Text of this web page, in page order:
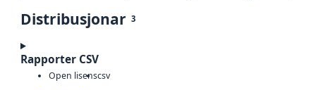
Distribusjonar 3
Rapporter CSV
Open lisenscsv